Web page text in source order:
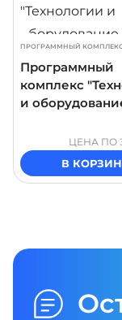
ПРОГРАММНЫЙ
Программный
комплекс
и
ЦЕНА ПО
В